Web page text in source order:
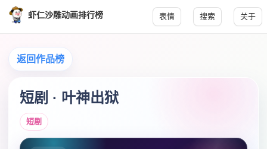
虾仁沙雕动画排行榜 表情 搜索 关于
返回作品榜
短剧 · 叶神出狱
短剧